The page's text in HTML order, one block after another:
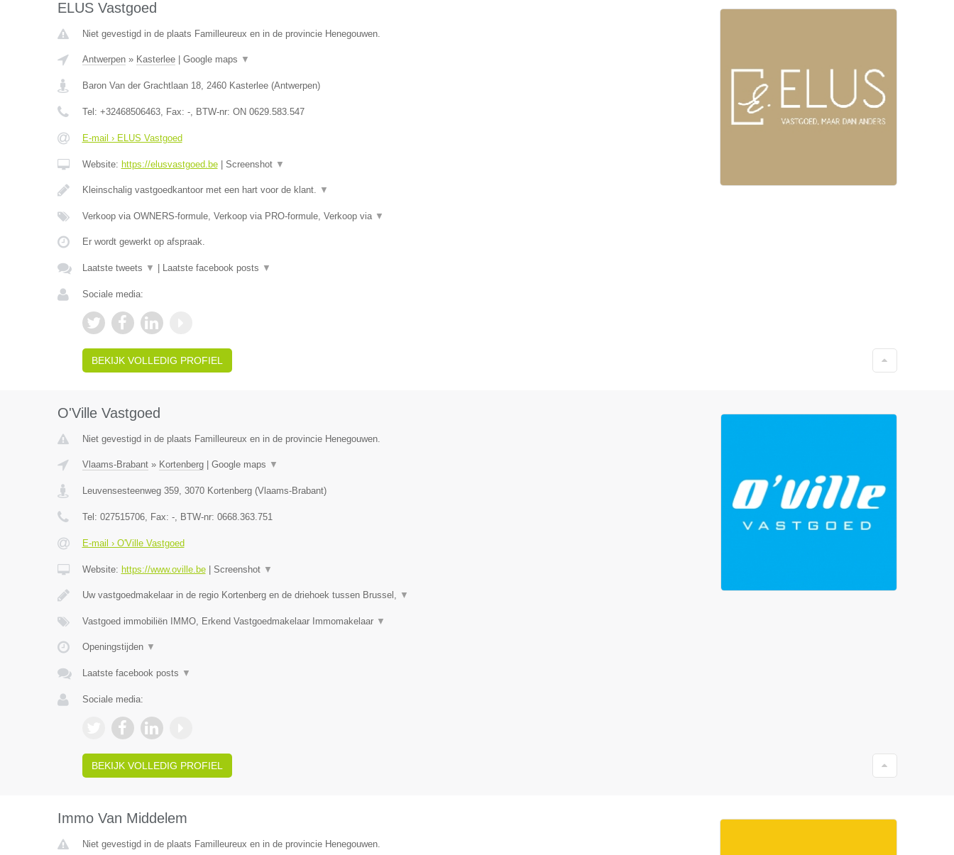
ELUS Vastgoed
Niet gevestigd in de plaats Familleureux en in de provincie Henegouwen.
Antwerpen» Kasterlee| Google maps ▼
Baron Van der Grachtlaan 18, 2460 Kasterlee(Antwerpen)
Tel: +32468506463, Fax: -, BTW-nr: ON 0629.583.547
E-mail › ELUS Vastgoed
Website: https://elusvastgoed.be| Screenshot ▼
Kleinschalig vastgoedkantoor met een hart voor de klant. ▼
Verkoop via OWNERS-formule, Verkoop via PRO-formule, Verkoop via ▼
Er wordt gewerkt op afspraak.
Laatste tweets ▼ Laatste facebook posts ▼
Sociale media:
BEKIJK VOLLEDIG PROFIEL
O'Ville Vastgoed
Niet gevestigd in de plaats Familleureux en in de provincie Henegouwen.
Vlaams-Brabant» Kortenberg| Google maps ▼
Leuvensesteenweg 359, 3070 Kortenberg(Vlaams-Brabant)
Tel: 027515706, Fax: -, BTW-nr: 0668.363.751
E-mail › O'Ville Vastgoed
Website: https://www.oville.be| Screenshot ▼
Uw vastgoedmakelaar in de regio Kortenberg en de driehoek tussen Brussel, ▼
Vastgoed immobiliën IMMO, Erkend Vastgoedmakelaar Immomakelaar ▼
Openingstijden ▼
Laatste facebook posts ▼
Sociale media:
BEKIJK VOLLEDIG PROFIEL
Immo Van Middelem
Niet gevestigd in de plaats Familleureux en in de provincie Henegouwen.